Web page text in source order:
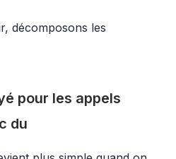
décomposons les
pour les appels
du